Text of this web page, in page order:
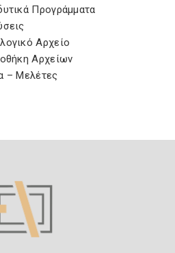
Προγράμματα
Αρχείο
Αρχείων
– Μελέτες